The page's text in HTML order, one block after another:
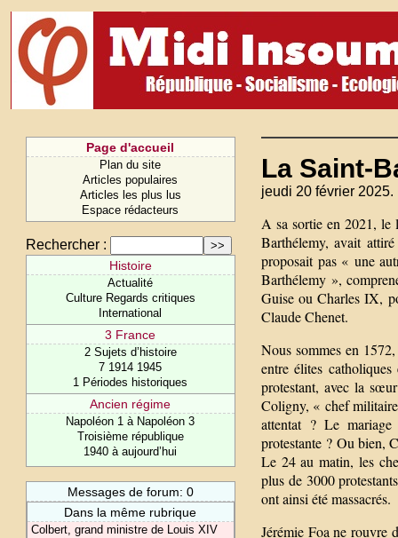
Page d'accueil
Plan du site
Articles populaires
Articles les plus lus
Espace rédacteurs
Rechercher :
Histoire
Actualité
Culture Regards critiques
International
3 France
2 Sujets d’histoire
7 1914 1945
1 Périodes historiques
Ancien régime
Napoléon 1 à Napoléon 3
Troisième république
1940 à aujourd’hui
Messages de forum: 0
Dans la même rubrique
Colbert, grand ministre de Louis XIV
La Saint-
jeudi 20 février 2025.
A sa sortie en 2021, le
Barthélemy, avait
proposait pas « une
Barthélemy »,
Guise ou Charles IX,
Claude Chenet.
Nous sommes en
entre élites
protestant, avec la
Coligny, « chef militaire
attentat ? Le
protestante ? Ou bien,
Le 24 au matin, les
plus de 3000
ont ainsi été massacrés.
Jérémie Foa ne rouvre